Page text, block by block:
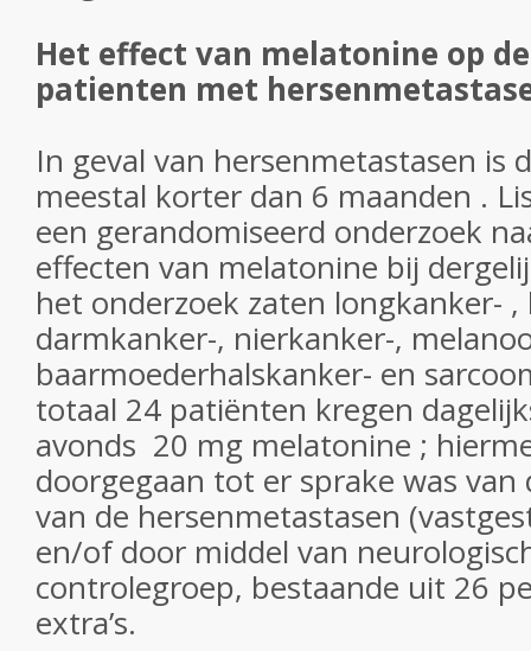
Het effect van melatonine op
patienten met
In geval van hersenmetastasen is
meestal korter dan 6 maanden .
een gerandomiseerd onderzoek
effecten van melatonine bij
het onderzoek zaten longkanker-
darmkanker-, nierkanker-,
baarmoederhalskanker- en
totaal 24 patiënten kregen
avonds 20 mg melatonine ;
doorgegaan tot er sprake was
van de hersenmetastasen
en/of door middel van
controlegroep, bestaande uit 26
extra’s.